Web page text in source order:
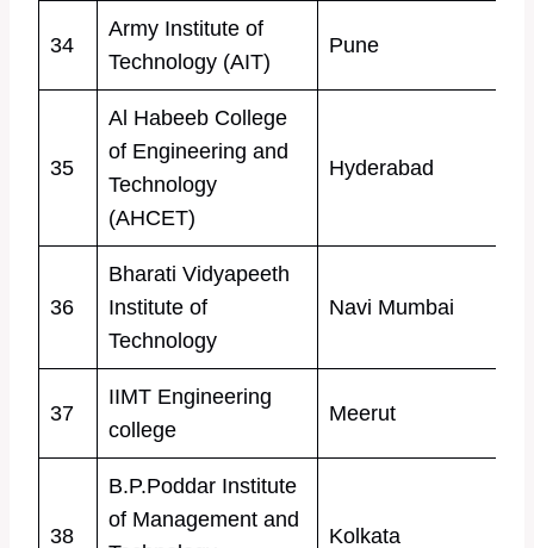
34
Army Institute of
Technology (AIT)
Pune
35
Al Habeeb College
of Engineering and
Technology
(AHCET)
Hyderabad
36
Bharati Vidyapeeth
Institute of
Technology
Navi Mumbai
37
IIMT Engineering
college
Meerut
38
B.P.Poddar Institute
of Management and
Kolkata